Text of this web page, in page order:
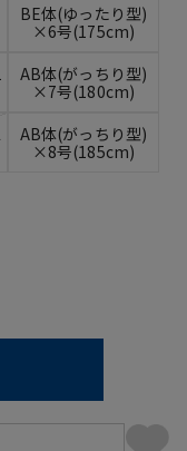
BE体(ゆったり型)
×6号(175cm)
AB体(がっちり型)
×7号(180cm)
AB体(がっちり型)
×8号(185cm)